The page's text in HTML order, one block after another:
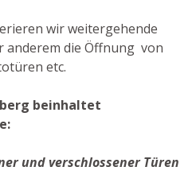
wir weitergehende
anderem die Öffnung von
etc.
beinhaltet
und verschlossener Türen